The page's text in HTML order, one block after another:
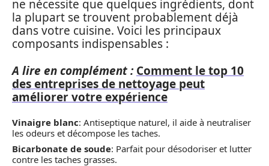
ne nécessite que quelques ingrédients, dont
la plupart se trouvent probablement déjà
dans votre cuisine. Voici les principaux
composants indispensables :
A lire en complément : Comment le top 10
des entreprises de nettoyage peut
améliorer votre expérience
Vinaigre blanc: Antiseptique naturel, il aide à neutraliser
les odeurs et décompose les taches.
Bicarbonate de soude: Parfait pour désodoriser et lutter
contre les taches grasses.